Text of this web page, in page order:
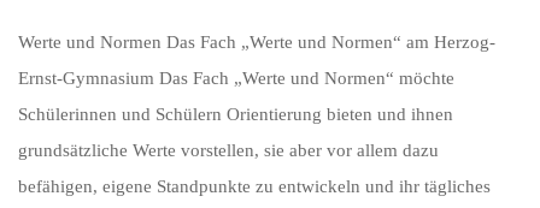
Werte und Normen Das Fach „Werte und Normen“ am Herzog-
Ernst-Gymnasium Das Fach „Werte und Normen“ möchte
Schülerinnen und Schülern Orientierung bieten und ihnen
grundsätzliche Werte vorstellen, sie aber vor allem dazu
befähigen, eigene Standpunkte zu entwickeln und ihr tägliches